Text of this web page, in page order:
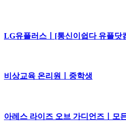
LG유플러스ㅣ[통신이쉽다 유플닷
비상교육 온리원ㅣ중학생
아레스 라이즈 오브 가디언즈ㅣ모